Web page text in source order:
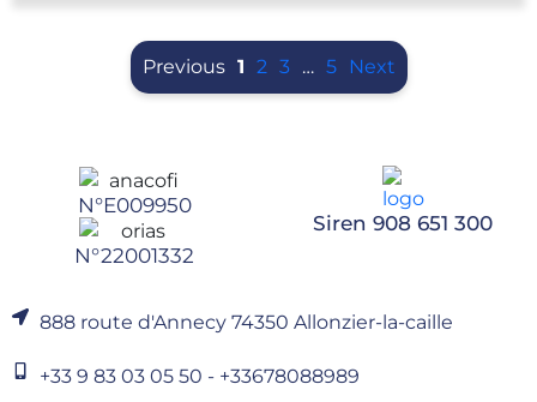
Previous 1 2 3 … 5 Next
N°E009950
N°22001332
Siren 908 651 300
888 route d'Annecy 74350 Allonzier-la-caille
+33 9 83 03 05 50 - +33678088989